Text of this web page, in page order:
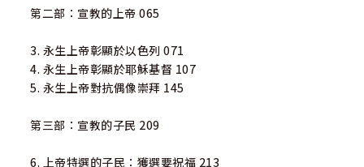
第二部：宣教的上帝 065
3. 永生上帝彰顯於以色列 071
4. 永生上帝彰顯於耶穌基督 107
5. 永生上帝對抗偶像崇拜 145
第三部：宣教的子民 209
6. 上帝特選的子民：獲選要祝福 213